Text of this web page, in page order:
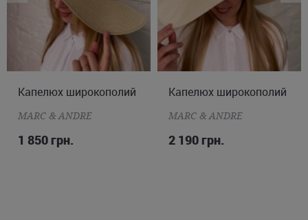
ONE SIZE
Капелюх широкополий
MARC & ANDRE
1 850 грн.
ONE SIZE
Капелюх широкополий
MARC & ANDRE
2 190 грн.